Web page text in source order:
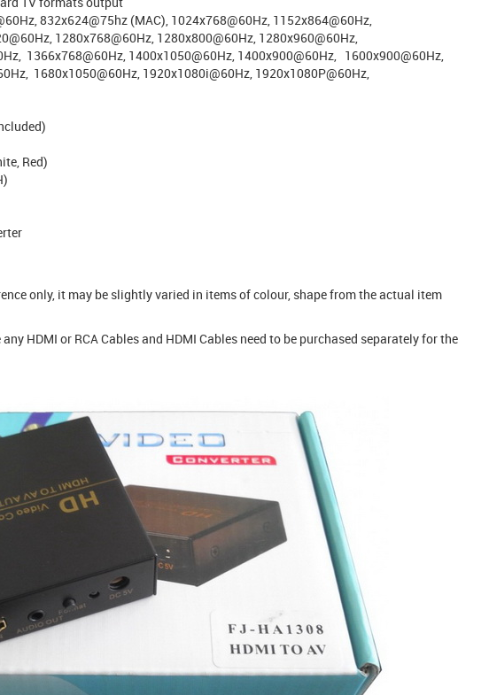
832x624@75hz (MAC), 1024x768@60Hz, 1152x864@60Hz,
1280x768@60Hz, 1280x800@60Hz, 1280x960@60Hz,
1366x768@60Hz, 1400x1050@60Hz, 1400x900@60Hz, 1600x900@60Hz,
1680x1050@60Hz, 1920x1080i@60Hz, 1920x1080P@60Hz,
Red)
only, it may be slightly varied in items of colour, shape from the actual item
HDMI or RCA Cables and HDMI Cables need to be purchased separately for the